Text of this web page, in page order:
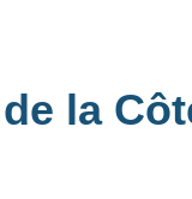
la